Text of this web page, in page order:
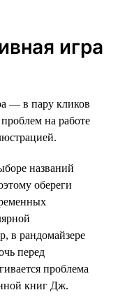
игра
— в пару кликов
на работе
названий
обереги
в рандомайзере
перед
проблема
книг Дж.